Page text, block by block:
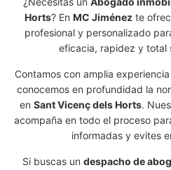
Horts? En MC Jiménezte
profesional y personalizado
eficacia, rapidez y total
Contamos con amplia experiencia
conocemos en profundidad la
enSant Vicenç dels Horts.
acompaña en todo el proceso
informadas y evites
Si buscas undespacho de